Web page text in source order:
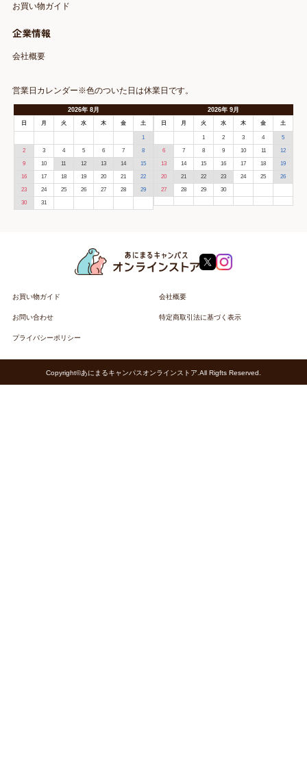
お買い物ガイド
企業情報
会社概要
営業日カレンダー※色のついた日は休業日です。
2026年 8月
日 月 火 水 木 金 土
1
2 3 4 5 6 7 8
9 10 11 12 13 14 15
16 17 18 19 20 21 22
23 24 25 26 27 28 29
30 31
2026年9月
日 月 火 水 木 金 土
1 2 3 4 5
6 7 8 9 10 11 12
13 14 15 16 17 18 19
20 21 22 23 24 25 26
27 28 29 30
お買い物ガイド 会社概要
お問い合わせ 特定商取引法に基づく表示
プライバシーポリシー
Copyright©あにまるキャンパスオンラインストア.All Rigfts Reserved.